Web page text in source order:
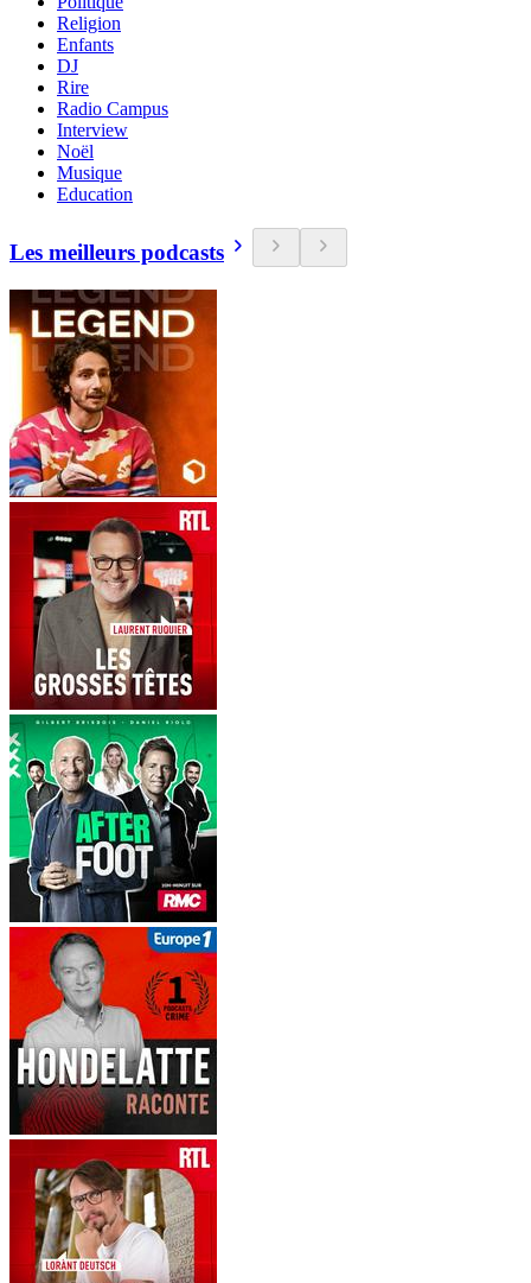
Religion
Enfants
DJ
Rire
Radio Campus
Interview
Noël
Musique
Education
Les meilleurs podcasts